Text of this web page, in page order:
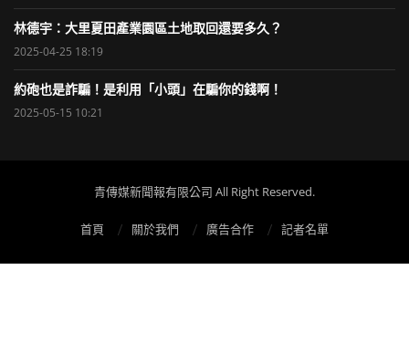
林德宇：大里夏田產業園區土地取回還要多久？
2025-04-25 18:19
約砲也是詐騙！是利用「小頭」在騙你的錢啊！
2025-05-15 10:21
青傳媒新聞報有限公司 All Right Reserved.
首頁 關於我們 廣告合作 記者名單